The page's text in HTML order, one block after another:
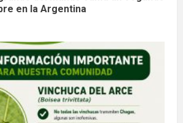
en la Argentina